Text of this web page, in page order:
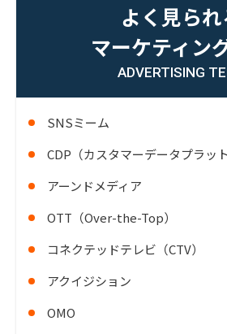
よく見られ
マーケティン
ADVERTISING
SNSミーム
CDP（カスタマーデータプラッ
アーンドメディア
OTT（Over-the-Top）
コネクテッドテレビ（CTV）
アクイジション
OMO